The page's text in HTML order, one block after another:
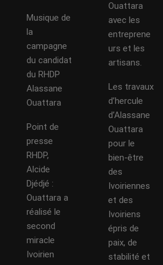
Musique de
la
campagne
du candidat
du RHDP
Alassane
Ouattara
Point de
presse
RHDP,
Alcide
Djédjé :
Ouattara a
réalisé le
second
miracle
Ivoirien
Ouattara
avec les
entreprene
urs et les
artisans.
Les travaux
d’hercule
d’Alassane
Ouattara
pour le
bien-être
des
Ivoiriennes
et des
Ivoiriens
épris de
paix, de
stabilité et